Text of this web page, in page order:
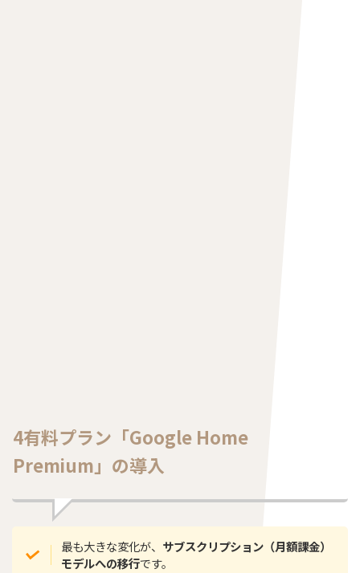
4有料プラン「Google Home
Premium」の導入
最も大きな変化が、 サブスクリプション（月額課金）
モデルへの移行です。